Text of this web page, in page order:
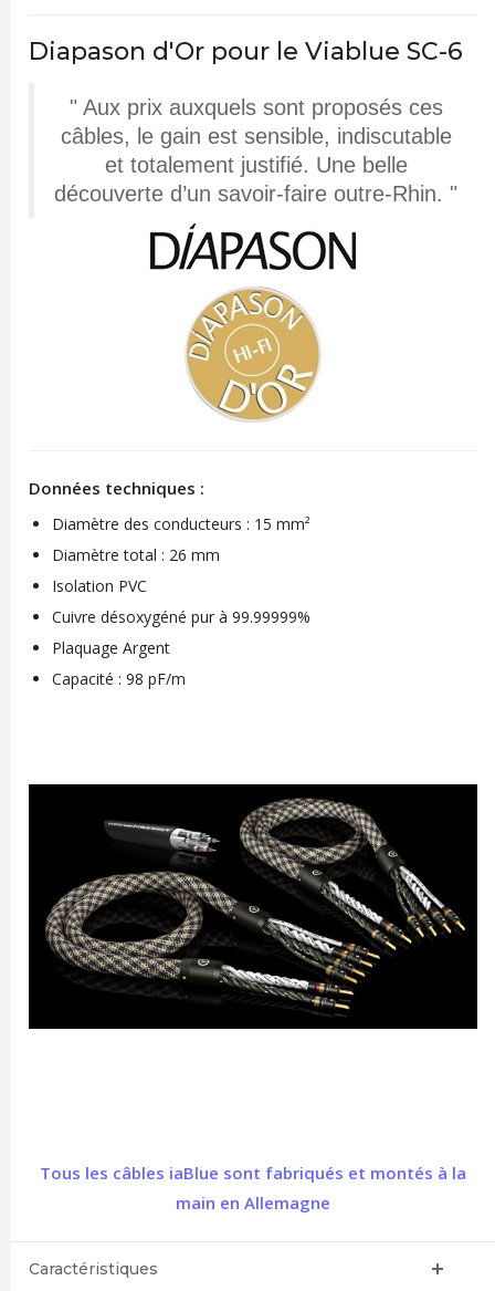
Diapason d'Or pour le Viablue SC-6
" Aux prix auxquels sont proposés ces
câbles, le gain est sensible, indiscutable
et totalement justifié. Une belle
découverte d’un savoir-faire outre-Rhin. "
Données techniques :
Diamètre des conducteurs : 15 mm²
Diamètre total : 26 mm
Isolation PVC
Cuivre désoxygéné pur à 99.99999%
Plaquage Argent
Capacité : 98 pF/m
Tous les câbles iaBlue sont fabriqués et montés à la
main en Allemagne
Caractéristiques